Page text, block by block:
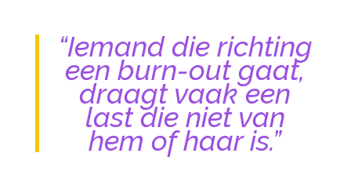
“Iemand die richting
een burn-out gaat,
draagt vaak een
last die niet van
hem of haar is.”